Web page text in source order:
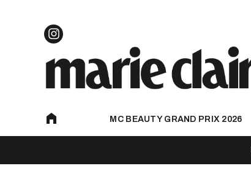
MC BEAUTY GRAND PRIX 2026